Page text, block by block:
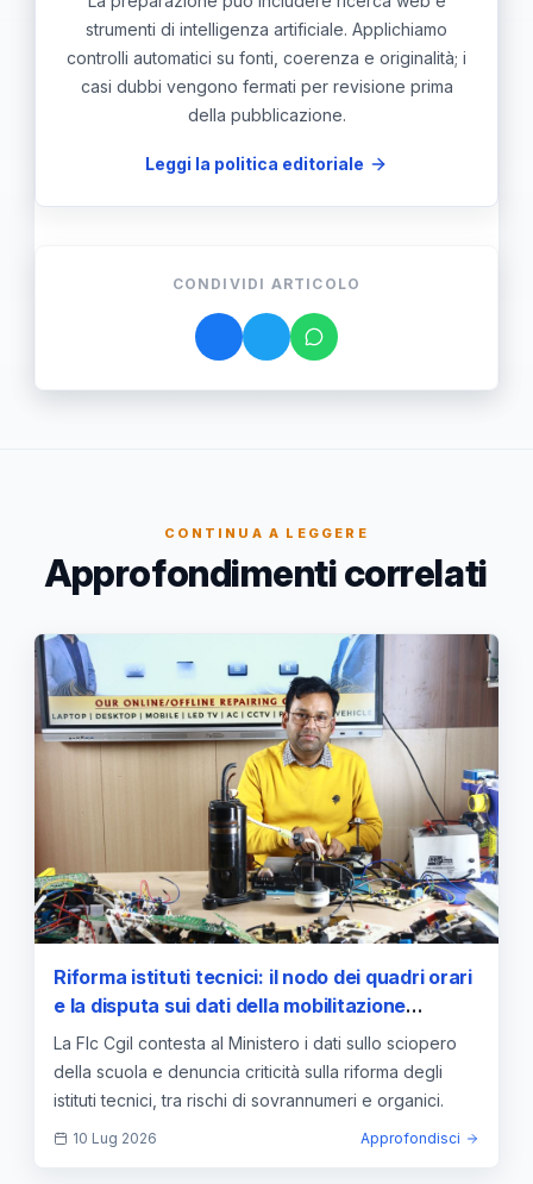
strumenti di intelligenza artificiale. Applichiamo
controlli automatici su fonti, coerenza e originalità; i
casi dubbi vengono fermati per revisione prima
della pubblicazione.
Leggi la politica editoriale
CONDIVIDI ARTICOLO
CONTINUA A LEGGERE
Approfondimenti correlati
Riforma istituti tecnici: il nodo dei quadri orari
e la disputa sui dati della mobilitazione
sindacale
La Flc Cgil contesta al Ministero i dati sullo sciopero
della scuola e denuncia criticità sulla riforma degli
istituti tecnici, tra rischi di sovrannumeri e organici.
10 Lug 2026 Approfondisci